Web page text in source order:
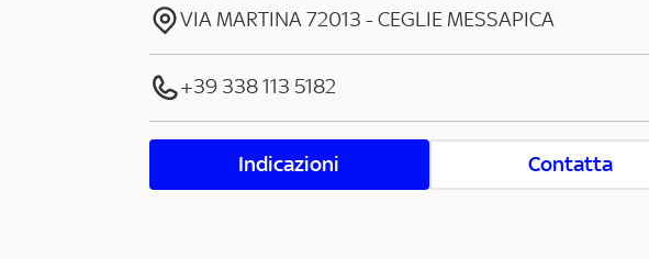
VIA MARTINA72013 -CEGLIE MESSAPICA
+39 338 113 5182
Indicazioni Contatta